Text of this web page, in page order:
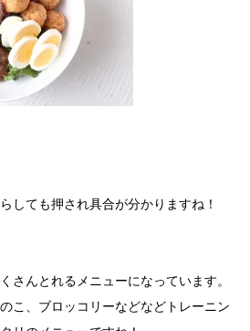
しても押され具合が分かりますね！
さんとれるメニューになっています。
こ、ブロッコリーなどなどトレーニン